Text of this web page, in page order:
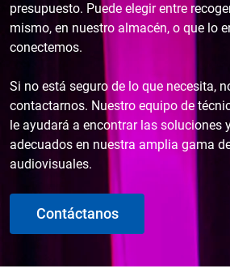
presupuesto. Puede elegir entre
mismo, en nuestro almacén, o que lo
conectemos.
Si no está seguro de lo que necesita,
contactarnos. Nuestro equipo de
le ayudará a encontrar las soluciones
adecuados en nuestra amplia gama
audiovisuales.
Contáctanos